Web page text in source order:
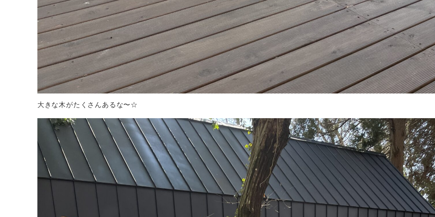
大きな木がたくさんあるな〜☆